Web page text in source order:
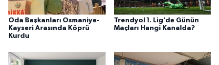
Oda Başkanları Osmaniye-
Kayseri Arasında Köprü
Kurdu
Trendyol 1. Lig’de Günün
Maçları Hangi Kanalda?